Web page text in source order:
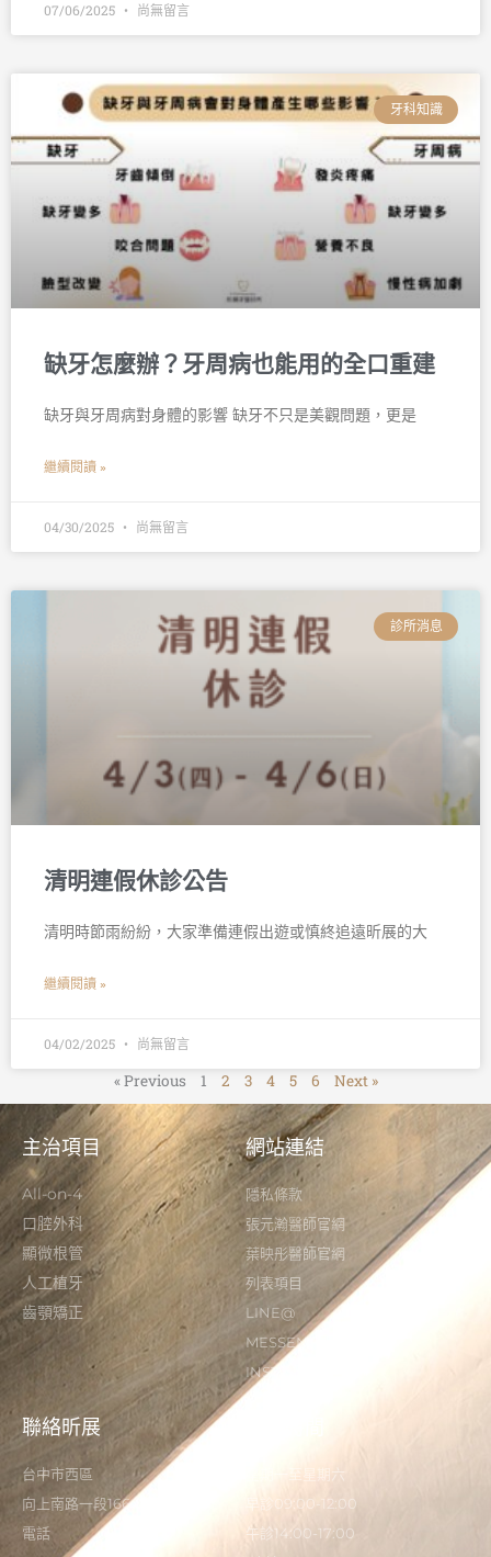
07/06/2025 尚無留言
牙科知識
缺牙怎麼辦？牙周病也能用的全口重建
缺牙與牙周病對身體的影響 缺牙不只是美觀問題，更是
繼續閱讀 »
04/30/2025 尚無留言
診所消息
清明連假休診公告
清明時節雨紛紛，大家準備連假出遊或慎終追遠昕展的大
繼續閱讀 »
04/02/2025 尚無留言
« Previous 1 2 3 4 5 6 Next »
主治項目
All-on-4
口腔外科
顯微根管
人工植牙
齒顎矯正
網站連結
隱私條款
張元瀚醫師官網
葉映彤醫師官網
列表項目
LINE@
MESSENGER
INSTAGRAM
聯絡昕展
台中市西區
向上南路一段166-5號
電話
星期一至星期六
早診09:00-12:00
午診14:00-17:00